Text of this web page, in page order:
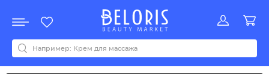
Акции
Все бренды
0-9ABCDEFGHIJKLMNOPQRSTUVWYZАБВДЗИМОКЛНПРСТУФ